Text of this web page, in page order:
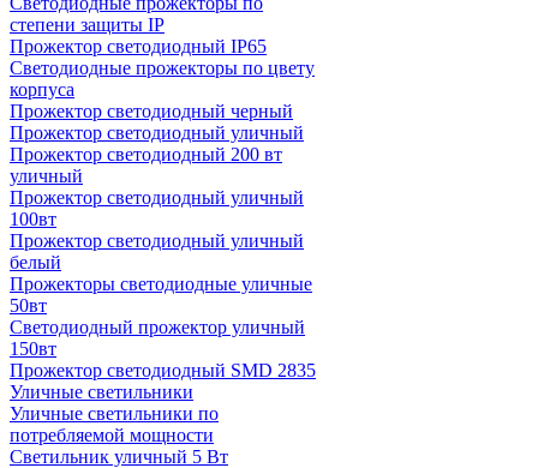
степени защиты IP
Прожектор светодиодный IP65
Светодиодные прожекторы по цвету
корпуса
Прожектор светодиодный черный
Прожектор светодиодный уличный
Прожектор светодиодный 200 вт
уличный
Прожектор светодиодный уличный
100вт
Прожектор светодиодный уличный
белый
Прожекторы светодиодные уличные
50вт
Светодиодный прожектор уличный
150вт
Прожектор светодиодный SMD 2835
Уличные светильники
Уличные светильники по
потребляемой мощности
Светильник уличный 5 Вт